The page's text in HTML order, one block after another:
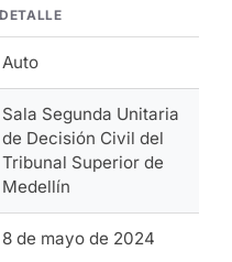
DETALLE
Auto
Sala Segunda Unitaria
de Decisión Civil del
Tribunal Superior de
Medellín
8 de mayo de 2024